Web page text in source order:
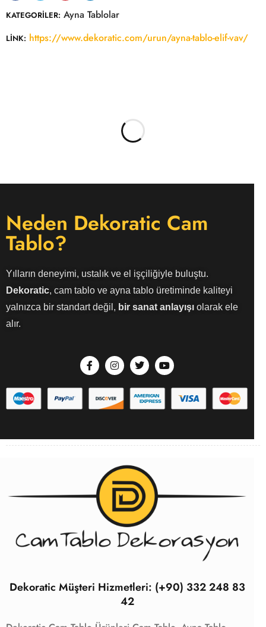
KATEGORILER: Ayna Tablolar
LINK: https://www.dekoratic.com/urun/ayna-tablo-elif-vav/
Neden Dekoratic Cam
Tablo?
Yılların deneyimi, ustalık ve el işçiliğiyle buluştu.
Dekoratic, cam tablo ve ayna tablo üretiminde kaliteyi
yalnızca bir standart değil, bir sanat anlayışı olarak ele
alır.
Dekoratic Müşteri Hizmetleri: (+90) 332 248 83
42